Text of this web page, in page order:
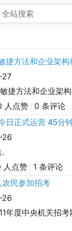
捷方法和企业架构
27
捷方法和企业架
人点赞/ 0 条评论
日正式运营 45分
26
人点赞/ 1 条评论
农民参加招考
26
年度中央机关招